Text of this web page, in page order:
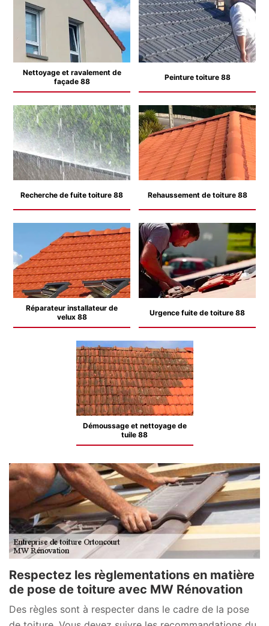
Nettoyage et ravalement de
façade 88
Peinture toiture 88
Recherche de fuite toiture 88 Rehaussement de toiture 88
Réparateur installateur de
velux 88
Urgence fuite de toiture 88
Démoussage et nettoyage de
tuile 88
Respectez les règlementations en matière
de pose de toiture avec MW Rénovation
Des règles sont à respecter dans le cadre de la pose